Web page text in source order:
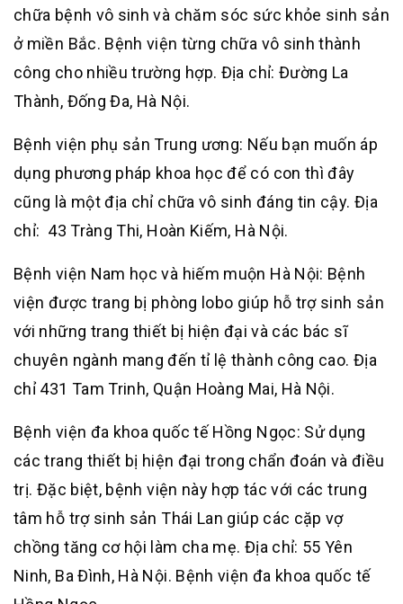
chữa bệnh vô sinh và chăm sóc sức khỏe sinh sản
ở miền Bắc. Bệnh viện từng chữa vô sinh thành
công cho nhiều trường hợp. Địa chỉ: Đường La
Thành, Đống Đa, Hà Nội.
Bệnh viện phụ sản Trung ương: Nếu bạn muốn áp
dụng phương pháp khoa học để có con thì đây
cũng là một địa chỉ chữa vô sinh đáng tin cậy. Địa
chỉ: 43 Tràng Thi, Hoàn Kiếm, Hà Nội.
Bệnh viện Nam học và hiếm muộn Hà Nội: Bệnh
viện được trang bị phòng lobo giúp hỗ trợ sinh sản
với những trang thiết bị hiện đại và các bác sĩ
chuyên ngành mang đến tỉ lệ thành công cao. Địa
chỉ 431 Tam Trinh, Quận Hoàng Mai, Hà Nội.
Bệnh viện đa khoa quốc tế Hồng Ngọc: Sử dụng
các trang thiết bị hiện đại trong chẩn đoán và điều
trị. Đặc biệt, bệnh viện này hợp tác với các trung
tâm hỗ trợ sinh sản Thái Lan giúp các cặp vợ
chồng tăng cơ hội làm cha mẹ. Địa chỉ: 55 Yên
Ninh, Ba Đình, Hà Nội. Bệnh viện đa khoa quốc tế